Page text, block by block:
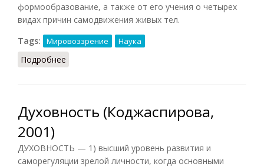
формообразование, а также от его учения о четырех
видах причин самодвижения живых тел.
Tags:
Мировоззрение Наука
Подробнее
Духовность (Коджаспирова,
2001)
ДУХОВНОСТЬ — 1) высший уровень развития и
саморегуляции зрелой личности, когда основными